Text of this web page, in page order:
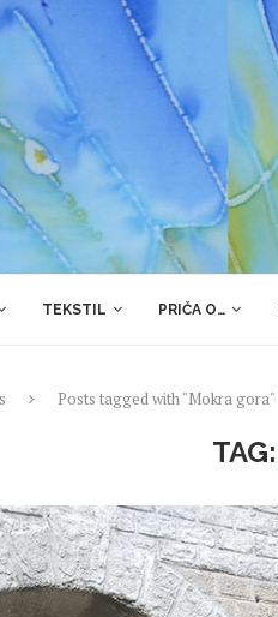
TEKSTIL PRIČA O…
Posts tagged with "Mokra gora"
TAG: